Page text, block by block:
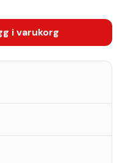
i varukorg